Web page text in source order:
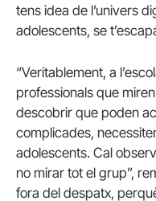
tens idea de l’univers
adolescents, se
“Veritablement, a
professionals que
descobrir que poden
complicades,
adolescents. Cal
no mirar tot el grup”,
fora del despatx,